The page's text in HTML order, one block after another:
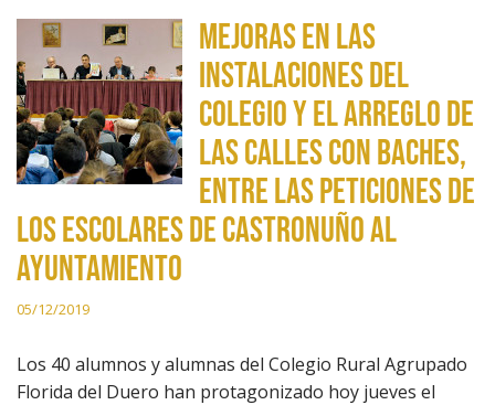
Mejoras en las
instalaciones del
colegio y el arreglo de
las calles con baches,
entre las peticiones de
los escolares de Castronuño al
ayuntamiento
05/12/2019
Los 40 alumnos y alumnas del Colegio Rural Agrupado
Florida del Duero han protagonizado hoy jueves el